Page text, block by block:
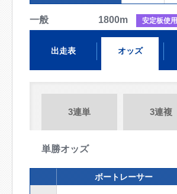
一般 1800m 安定板使用
出走表 オッズ
3連単 3連複
単勝オッズ
ボートレーサー